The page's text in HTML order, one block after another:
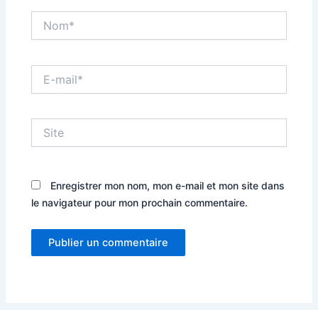
mail*
Enregistrer mon nom, mon e-mail et mon site dans
le navigateur pour mon prochain commentaire.